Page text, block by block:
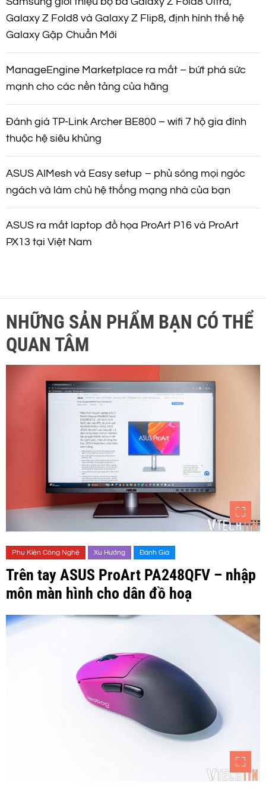
Galaxy Z Fold8 và Galaxy Z Flip8, định hình thế hệ
Galaxy Gập Chuẩn Mới
ManageEngine Marketplace ra mắt – bứt phá sức
mạnh cho các nền tảng của hãng
Đánh giá TP-Link Archer BE800 – wifi 7 hộ gia đình
thuộc hệ siêu khủng
ASUS AIMesh và Easy setup – phủ sóng mọi ngóc
ngách và làm chủ hệ thống mạng nhà của bạn
ASUS ra mắt laptop đồ họa ProArt P16 và ProArt
PX13 tại Việt Nam
NHỮNG SẢN PHẨM BẠN CÓ THỂ
QUAN TÂM
Phụ Kiện Công Nghệ Xu Hướng Đánh Giá
Trên tay ASUS ProArt PA248QFV – nhập
môn màn hình cho dân đồ hoạ